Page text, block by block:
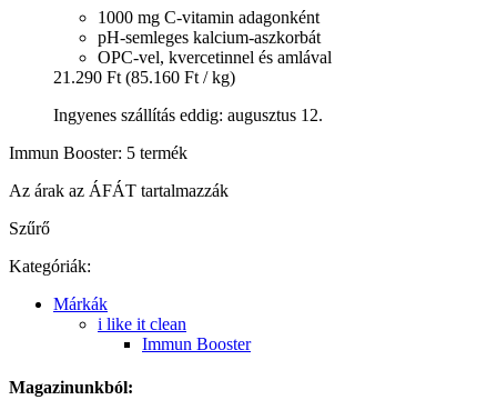
1000 mg C-vitamin adagonként
pH-semleges kalcium-aszkorbát
OPC-vel, kvercetinnel és amlával
21.290 Ft (85.160 Ft / kg)
Ingyenes szállítás eddig: augusztus 12.
Immun Booster: 5 termék
Az árak az ÁFÁT tartalmazzák
Szűrő
Kategóriák:
Márkák
i like it clean
Immun Booster
Magazinunkból: